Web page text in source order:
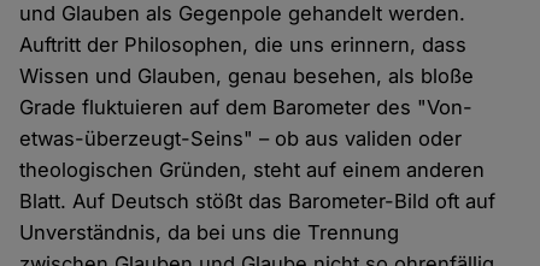
und Glauben als Gegenpole gehandelt werden.
Auftritt der Philosophen, die uns erinnern, dass
Wissen und Glauben, genau besehen, als bloße
Grade fluktuieren auf dem Barometer des "Von-
etwas-überzeugt-Seins" – ob aus validen oder
theologischen Gründen, steht auf einem anderen
Blatt. Auf Deutsch stößt das Barometer-Bild oft auf
Unverständnis, da bei uns die Trennung